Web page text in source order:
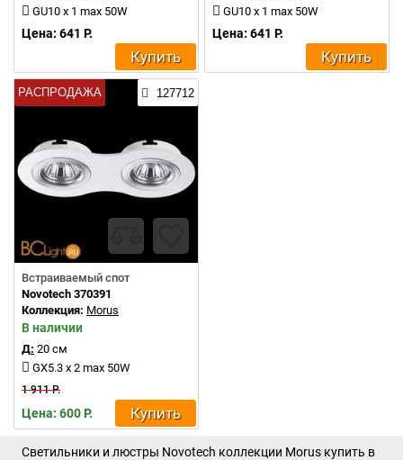
GU10 x 1 max 50W
Цена: 641 Р.
Купить
GU10 x 1 max 50W
Цена: 641 Р.
Купить
РАСПРОДАЖА 127712
Встраиваемый спот
Novotech 370391
Коллекция: Morus
В наличии
Д: 20 см
GX5.3 x 2 max 50W
1 911 Р.
Цена: 600 Р. Купить
Светильники и люстры Novotech коллекции Morus купить в